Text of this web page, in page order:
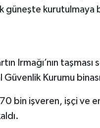
kurutulmaya
Irmağı’nın
Güvenlik Kurumu
70 bin işveren, işçi ve